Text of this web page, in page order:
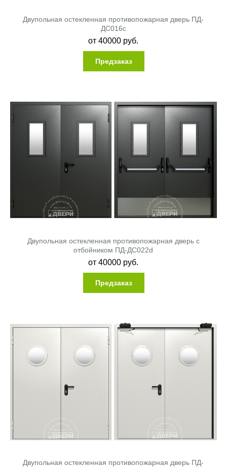
Двупольная остекленная противопожарная дверь ПД-
ДC016c
от40000 руб.
Предзаказ
Двупольная остекленная противопожарная дверь с
отбойником ПД-ДС022d
от40000 руб.
Предзаказ
Двупольная остекленная противопожарная дверь ПД-